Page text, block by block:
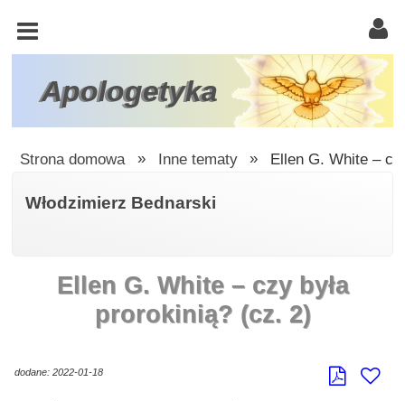
Apologetyka
KOŚCIÓŁ
KATOLICKI
TRÓJCA
ŚWIĘTA
OBRONIE
INNE
Strona domowa » Inne tematy » Ellen G. White –
Włodzimierz Bednarski
Ellen G. White – czy była
prorokinią? (cz. 2)
dodane: 2022-01-18